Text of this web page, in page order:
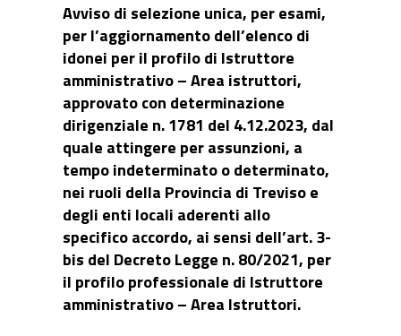
Avviso di selezione unica, per esami,
per l’aggiornamento dell’elenco di
idonei per il profilo di Istruttore
amministrativo – Area istruttori,
approvato con determinazione
dirigenziale n. 1781 del 4.12.2023, dal
quale attingere per assunzioni, a
tempo indeterminato o determinato,
nei ruoli della Provincia di Treviso e
degli enti locali aderenti allo
specifico accordo, ai sensi dell’art. 3-
bis del Decreto Legge n. 80/2021, per
il profilo professionale di Istruttore
amministrativo – Area Istruttori.